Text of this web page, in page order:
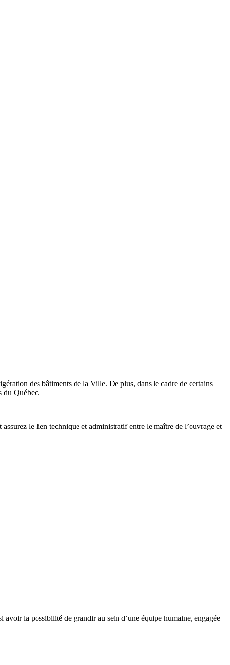
des bâtiments de la Ville. De plus, dans le cadre de certains
du Québec.
le lien technique et administratif entre le maître de l’ouvrage et
la possibilité de grandir au sein d’une équipe humaine, engagée